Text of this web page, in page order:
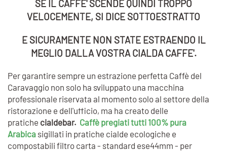
SE IL CAFFE' SCENDE QUINDI TROPPO
VELOCEMENTE, SI DICE SOTTOESTRATTO
E SICURAMENTE NON STATE ESTRAENDO IL
MEGLIO DALLA VOSTRA CIALDA CAFFE'.
Per garantire sempre un estrazione perfetta Caffè del
Caravaggio non solo ha sviluppato una macchina
professionale riservata al momento solo al settore della
ristorazione e dell'ufficio, ma ha creato delle
pratiche cialdebar. Caffè pregiati tutti 100% pura
Arabica sigillati in pratiche cialde ecologiche e
compostabili filtro carta - standard ese44mm - per